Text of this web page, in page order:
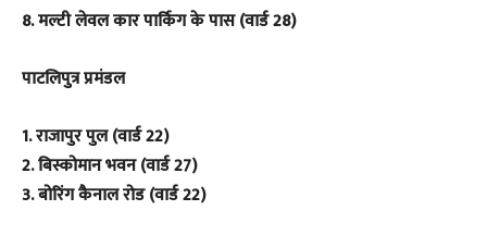
8. मल्टी लेवल कार पार्किंग के पास (वार्ड 28)
पाटलिपुत्र प्रमंडल
1. राजापुर पुल (वार्ड 22)
2. बिस्कोमान भवन (वार्ड 27)
3. बोरिंग कैनाल रोड (वार्ड 22)